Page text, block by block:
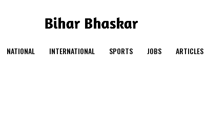
NATIONAL INTERNATIONAL SPORTS JOBS ARTICLES